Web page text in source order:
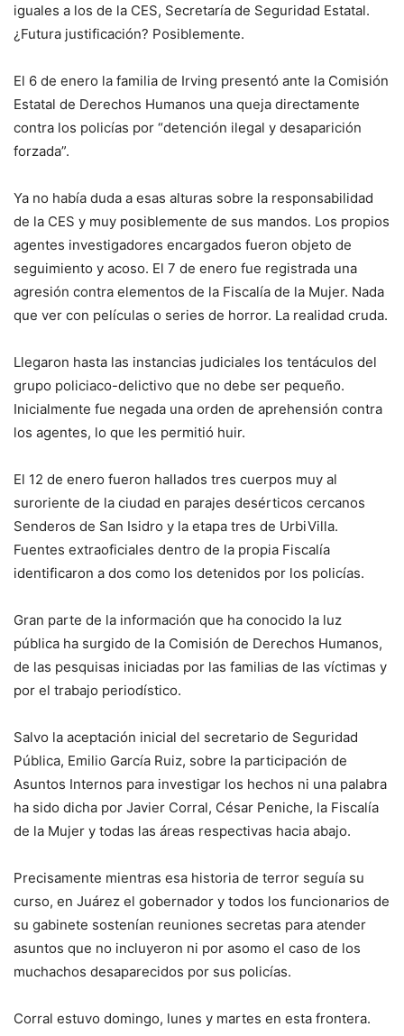
iguales a los de la CES, Secretaría de Seguridad Estatal.
¿Futura justificación? Posiblemente.
El 6 de enero la familia de Irving presentó ante la Comisión
Estatal de Derechos Humanos una queja directamente
contra los policías por “detención ilegal y desaparición
forzada”.
Ya no había duda a esas alturas sobre la responsabilidad
de la CES y muy posiblemente de sus mandos. Los propios
agentes investigadores encargados fueron objeto de
seguimiento y acoso. El 7 de enero fue registrada una
agresión contra elementos de la Fiscalía de la Mujer. Nada
que ver con películas o series de horror. La realidad cruda.
Llegaron hasta las instancias judiciales los tentáculos del
grupo policiaco-delictivo que no debe ser pequeño.
Inicialmente fue negada una orden de aprehensión contra
los agentes, lo que les permitió huir.
El 12 de enero fueron hallados tres cuerpos muy al
suroriente de la ciudad en parajes desérticos cercanos
Senderos de San Isidro y la etapa tres de UrbiVilla.
Fuentes extraoficiales dentro de la propia Fiscalía
identificaron a dos como los detenidos por los policías.
Gran parte de la información que ha conocido la luz
pública ha surgido de la Comisión de Derechos Humanos,
de las pesquisas iniciadas por las familias de las víctimas y
por el trabajo periodístico.
Salvo la aceptación inicial del secretario de Seguridad
Pública, Emilio García Ruiz, sobre la participación de
Asuntos Internos para investigar los hechos ni una palabra
ha sido dicha por Javier Corral, César Peniche, la Fiscalía
de la Mujer y todas las áreas respectivas hacia abajo.
Precisamente mientras esa historia de terror seguía su
curso, en Juárez el gobernador y todos los funcionarios de
su gabinete sostenían reuniones secretas para atender
asuntos que no incluyeron ni por asomo el caso de los
muchachos desaparecidos por sus policías.
Corral estuvo domingo, lunes y martes en esta frontera.